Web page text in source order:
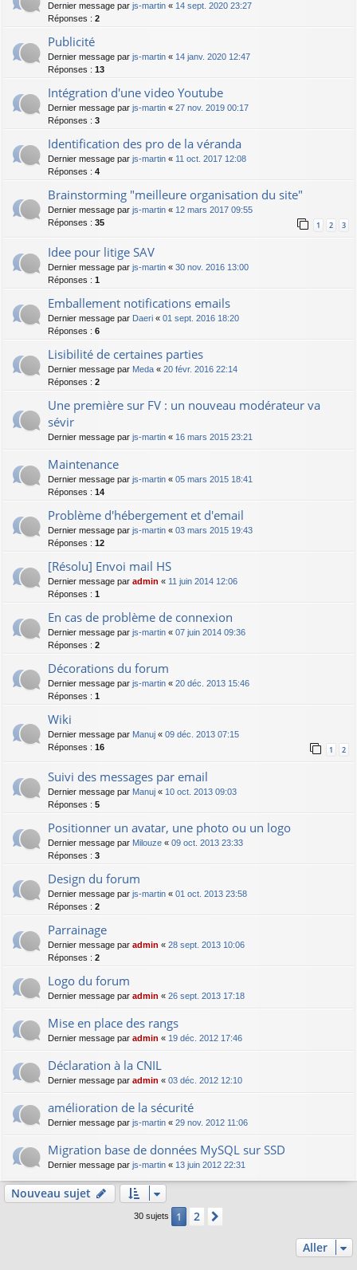
Dernier message par js-martin « 14 sept. 2020 23:27
Réponses : 2
Publicité
Dernier message par js-martin « 14 janv. 2020 12:47
Réponses : 13
Intégration d'une video Youtube
Dernier message par js-martin « 27 nov. 2019 00:17
Réponses : 3
Identification des pro de la véranda
Dernier message par js-martin « 11 oct. 2017 12:08
Réponses : 4
Brainstorming "meilleure organisation du site"
Dernier message par js-martin « 12 mars 2017 09:55
Réponses : 35 1 2 3
Idee pour litige SAV
Dernier message par js-martin « 30 nov. 2016 13:00
Réponses : 1
Emballement notifications emails
Dernier message par Daeri « 01 sept. 2016 18:20
Réponses : 6
Lisibilité de certaines parties
Dernier message par Meda « 20 févr. 2016 22:14
Réponses : 2
Une première sur FV : un nouveau modérateur va
sévir
Dernier message par js-martin « 16 mars 2015 23:21
Maintenance
Dernier message par js-martin « 05 mars 2015 18:41
Réponses : 14
Problème d'hébergement et d'email
Dernier message par js-martin « 03 mars 2015 19:43
Réponses : 12
[Résolu] Envoi mail HS
Dernier message par admin « 11 juin 2014 12:06
Réponses : 1
En cas de problème de connexion
Dernier message par js-martin « 07 juin 2014 09:36
Réponses : 2
Décorations du forum
Dernier message par js-martin « 20 déc. 2013 15:46
Réponses : 1
Wiki
Dernier message par Manuj « 09 déc. 2013 07:15
Réponses : 16 1 2
Suivi des messages par email
Dernier message par Manuj « 10 oct. 2013 09:03
Réponses : 5
Positionner un avatar, une photo ou un logo
Dernier message par Milouze « 09 oct. 2013 23:33
Réponses : 3
Design du forum
Dernier message par js-martin « 01 oct. 2013 23:58
Réponses : 2
Parrainage
Dernier message par admin « 28 sept. 2013 10:06
Réponses : 2
Logo du forum
Dernier message par admin « 26 sept. 2013 17:18
Mise en place des rangs
Dernier message par admin « 19 déc. 2012 17:46
Déclaration à la CNIL
Dernier message par admin « 03 déc. 2012 12:10
amélioration de la sécurité
Dernier message par js-martin « 29 nov. 2012 11:06
Migration base de données MySQL sur SSD
Dernier message par js-martin « 13 juin 2012 22:31
Nouveau sujet
30 sujets 1 2
Aller